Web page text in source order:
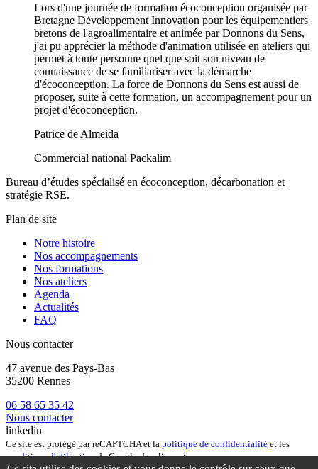
Lors d'une journée de formation écoconception organisée par
Bretagne Développement Innovation pour les équipementiers
bretons de l'agroalimentaire et animée par Donnons du Sens,
j'ai pu apprécier la méthode d'animation utilisée en ateliers qui
permet à toute personne quel que soit son niveau de
connaissance de se familiariser avec la démarche
d'écoconception. La force de Donnons du Sens est aussi de
proposer, suite à cette formation, un accompagnement pour un
projet d'écoconception.
Patrice de Almeida
Commercial national Packalim
Bureau d’études spécialisé en écoconception, décarbonation et
stratégie RSE.
Plan de site
Notre histoire
Nos accompagnements
Nos formations
Nos ateliers
Agenda
Actualités
FAQ
Nous contacter
47 avenue des Pays-Bas
35200 Rennes
06 58 65 35 42
Nous contacter
linkedin
Ce site est protégé par reCAPTCHA et la politique de confidentialité et les
conditions d'utilisationde Google s'appliquent.